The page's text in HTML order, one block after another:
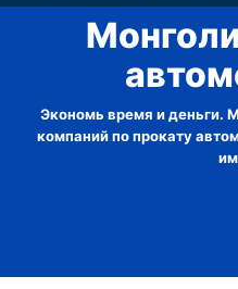
Экономь время и деньги.
компаний по прокату